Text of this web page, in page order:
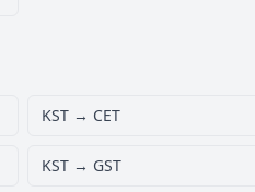
KST → CET
KST → GST